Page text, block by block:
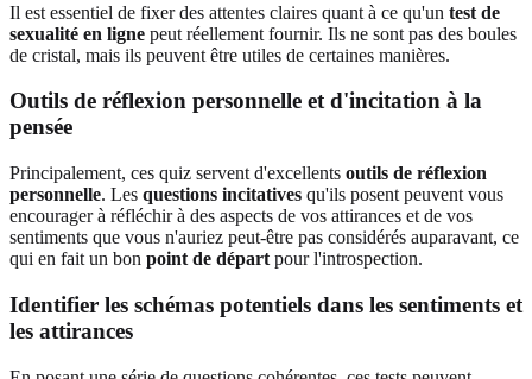
Il est essentiel de fixer des attentes claires quant à ce qu'un test de
sexualité en ligne peut réellement fournir. Ils ne sont pas des boules
de cristal, mais ils peuvent être utiles de certaines manières.
Outils de réflexion personnelle et d'incitation à la
pensée
Principalement, ces quiz servent d'excellents outils de réflexion
personnelle. Les questions incitatives qu'ils posent peuvent vous
encourager à réfléchir à des aspects de vos attirances et de vos
sentiments que vous n'auriez peut-être pas considérés auparavant, ce
qui en fait un bon point de départ pour l'introspection.
Identifier les schémas potentiels dans les sentiments et
les attirances